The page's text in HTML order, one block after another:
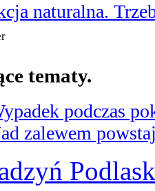
naturalna.
tematy.
podczas
zalewem